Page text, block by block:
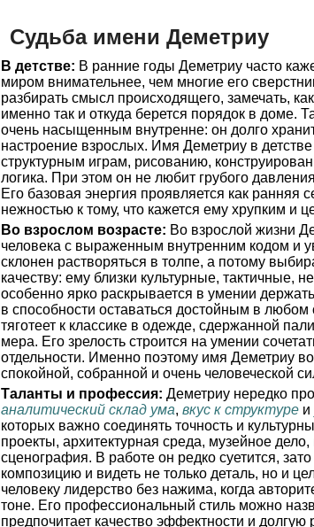
Судьба имени Деметриу
В детстве: В ранние годы Деметриу часто
миром внимательнее, чем многие его
разбирать смысл происходящего, замечать,
именно так и откуда берется порядок в доме.
очень насыщенным внутренне: он долго
настроение взрослых. Имя Деметриу в
структурным играм, рисованию,
логика. При этом он не любит грубого
Его базовая энергия проявляется как ранняя
нежностью к тому, что кажется ему хрупким и
Во взрослом возрасте: Во взрослой жизни
человека с выраженным внутренним кодом и
склонен растворяться в толпе, а потому
качеству: ему близки культурные, тактичные,
особенно ярко раскрывается в умении
в способности оставаться достойным в любом
тяготеет к классике в одежде, сдержанной
мера. Его зрелость строится на умении
отдельности. Именно поэтому имя Деметриу во
спокойной, собранной и очень человеческой
Таланты и профессия: Деметриу нередко
аналитический склад ума, вкус к структуре и
которых важно соединять точность и
проекты, архитектурная среда, музейное
сценография. В работе он редко суетится,
композицию и видеть не только деталь, но и
человеку лидерство без нажима, когда
тоне. Его профессиональный стиль можно
предпочитает качество эффектности и